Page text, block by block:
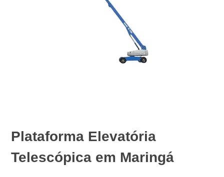
Plataforma Elevatória
Telescópica em Maringá